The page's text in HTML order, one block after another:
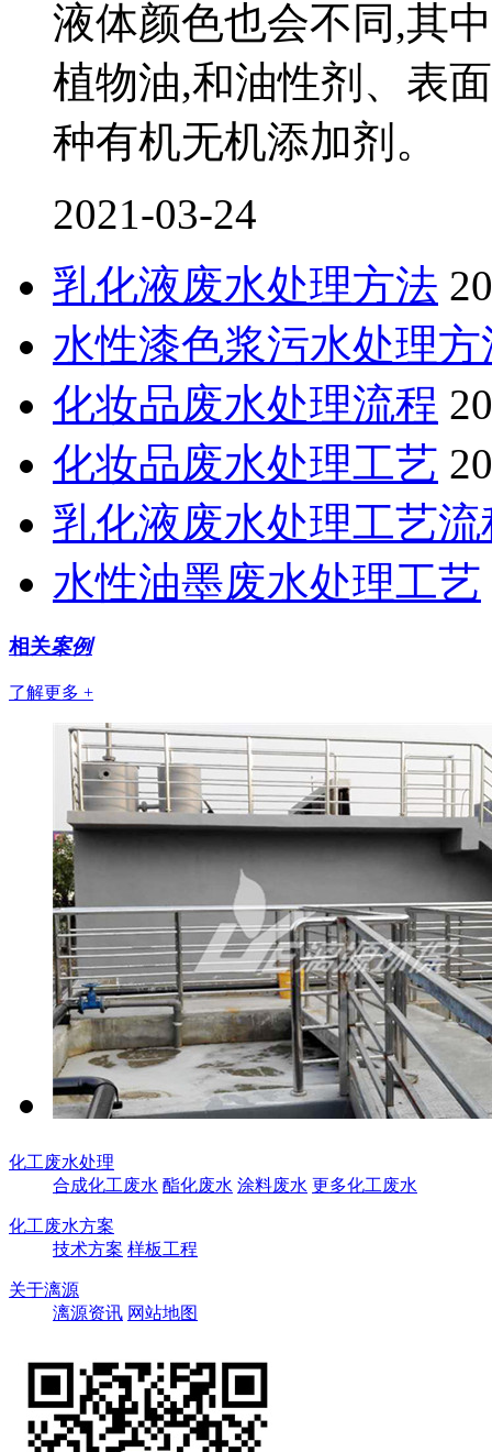
液体颜色也会不同,其
植物油,和油性剂、表
种有机无机添加剂。
2021-03-24
乳化液废水处理方法
水性漆色浆污水处理方
化妆品废水处理流程
化妆品废水处理工艺
乳化液废水处理工艺流
水性油墨废水处理工艺
相关案例
了解更多 +
化工废水处理
合成化工废水 酯化废水 涂料废水 更多化工废水
化工废水方案
技术方案 样板工程
关于漓源
漓源资讯 网站地图